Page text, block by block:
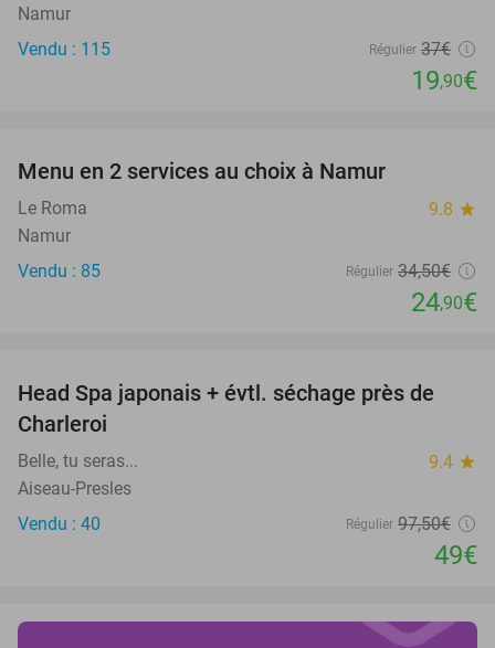
Namur
Vendu : 115
Régulier 37€
19,90€
Menu en 2 services au choix à Namur
Le Roma 9.8 star
Namur
Vendu : 85
Régulier 34,50€
24,90€
50%
Head Spa japonais + évtl. séchage près de
Charleroi
Belle, tu seras... 9.4 star
Aiseau-Presles
Vendu : 40
Régulier 97,50€
49€